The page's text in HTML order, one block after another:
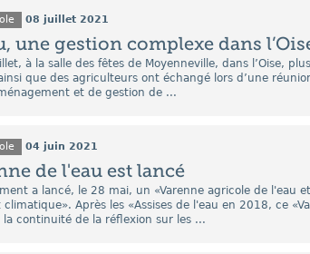
08 juillet 2021
une gestion complexe dans
à la salle des fêtes de Moyenneville, dans l’Oise,
que des agriculteurs ont échangé lors d’une
et de gestion de ...
04 juin 2021
de l'eau est lancé
a lancé, le 28 mai, un «Varenne agricole de l'eau
Après les «Assises de l'eau en 2018, ce
la continuité de la réflexion sur les ...